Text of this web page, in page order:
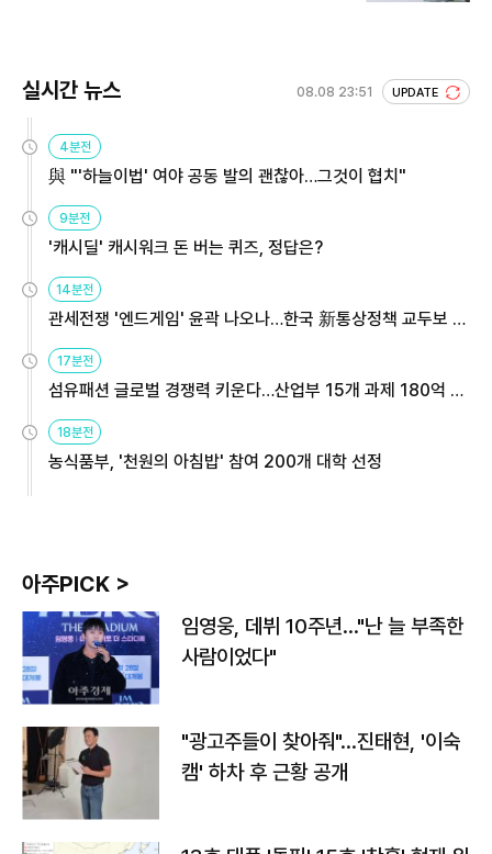
실시간 뉴스 08.08 23:51 UPDATE
4분전
與 "'하늘이법' 여야 공동 발의 괜찮아…그것이 협치"
9분전
'캐시딜' 캐시워크 돈 버는 퀴즈, 정답은?
14분전
관세전쟁 '엔드게임' 윤곽 나오나…한국 新통상정책 교두보 활
17분전
섬유패션 글로벌 경쟁력 키운다…산업부 15개 과제 180억 지
18분전
농식품부, '천원의 아침밥' 참여 200개 대학 선정
아주PICK >
임영웅, 데뷔 10주년…"난 늘 부족한
사람이었다"
"광고주들이 찾아줘"…진태현, '이숙
캠' 하차 후 근황 공개